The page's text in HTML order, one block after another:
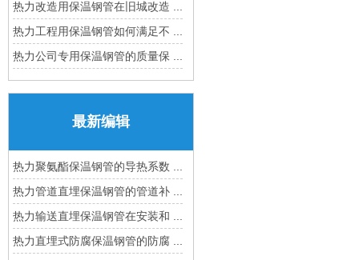
热力改造用保温钢管在旧城改造 ...
热力工程用保温钢管如何满足不 ...
热力公司专用保温钢管的质量保 ...
最新编辑
热力聚氨酯保温钢管的导热系数 ...
热力管道直埋保温钢管的管道补 ...
热力输送直埋保温钢管在安装和 ...
热力直埋式防腐保温钢管的防腐 ...